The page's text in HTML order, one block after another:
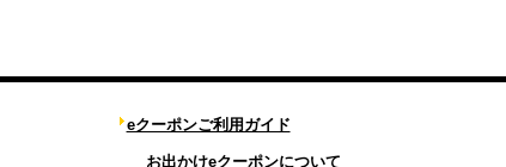
eクーポンご利用ガイド
お出かけeクーポンについて